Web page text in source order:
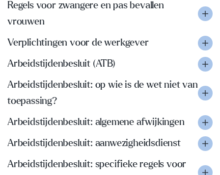
Regels voor zwangere en pas bevallen
vrouwen
Verplichtingen voor de werkgever
Arbeidstijdenbesluit (ATB)
Arbeidstijdenbesluit: op wie is de wet niet van
toepassing?
Arbeidstijdenbesluit: algemene afwijkingen
Arbeidstijdenbesluit: aanwezigheidsdienst
Arbeidstijdenbesluit: specifieke regels voor